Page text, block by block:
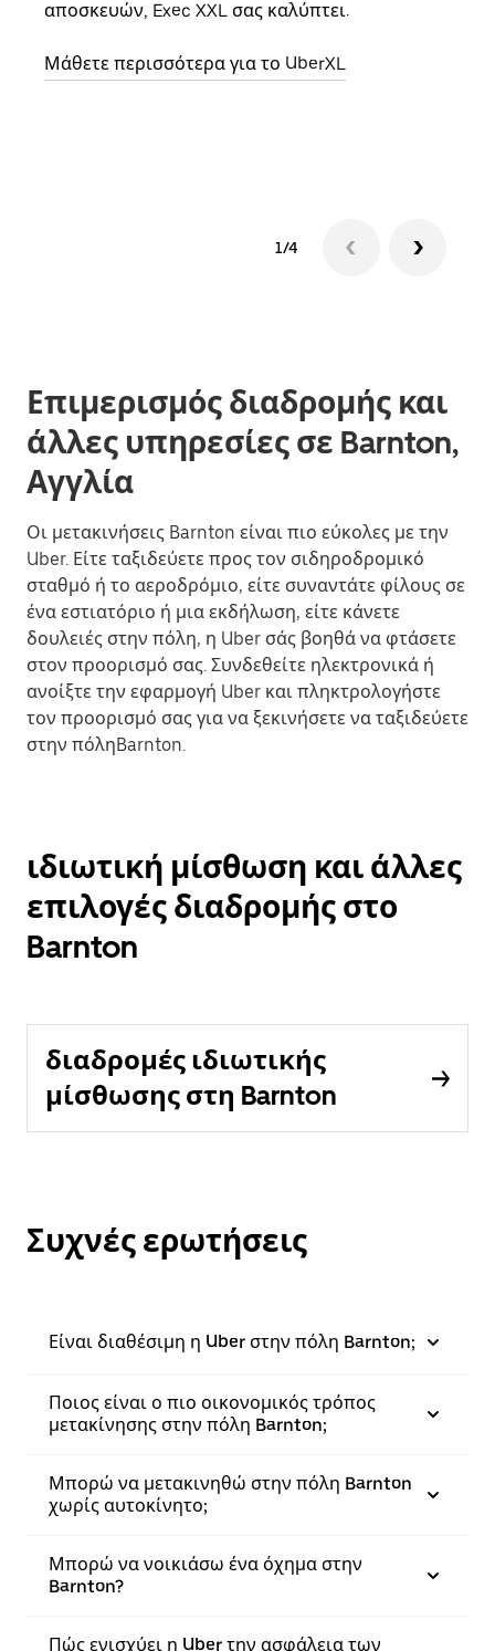
αποσκευών, Exec XXL σας καλύπτει.
Μάθετε περισσότερα για το UberXL
1/4
Επιμερισμός διαδρομής και
άλλες υπηρεσίες σε Barnton,
Αγγλία
Οι μετακινήσεις Barnton είναι πιο εύκολες με την
Uber. Είτε ταξιδεύετε προς τον σιδηροδρομικό
σταθμό ή το αεροδρόμιο, είτε συναντάτε φίλους σε
ένα εστιατόριο ή μια εκδήλωση, είτε κάνετε
δουλειές στην πόλη, η Uber σάς βοηθά να φτάσετε
στον προορισμό σας. Συνδεθείτε ηλεκτρονικά ή
ανοίξτε την εφαρμογή Uber και πληκτρολογήστε
τον προορισμό σας για να ξεκινήσετε να ταξιδεύετε
στην πόληBarnton.
ιδιωτική μίσθωση και άλλες
επιλογές διαδρομής στο
Barnton
διαδρομές ιδιωτικής
μίσθωσης στη Barnton
Συχνές ερωτήσεις
Είναι διαθέσιμη η Uber στην πόλη Barnton;
Ποιος είναι ο πιο οικονομικός τρόπος
μετακίνησης στην πόλη Barnton;
Μπορώ να μετακινηθώ στην πόλη Barnton
χωρίς αυτοκίνητο;
Μπορώ να νοικιάσω ένα όχημα στην
Barnton?
Πώς ενισχύει η Uber την ασφάλεια των